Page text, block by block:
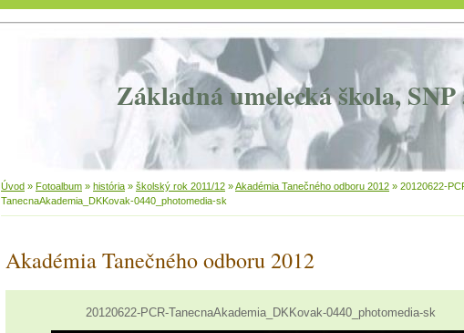
Základná umelecká škola, SNP
Úvod » Fotoalbum » história » školský rok 2011/12 »Akadémia Tanečného odboru 2012 » 20120622-
TanecnaAkademia_DKKovak-0440_photomedia-sk
Akadémia Tanečného odboru 2012
20120622-PCR-TanecnaAkademia_DKKovak-0440_photomedia-sk